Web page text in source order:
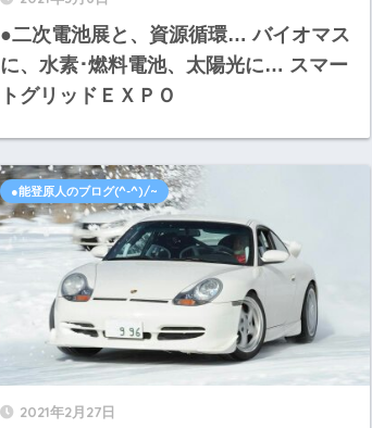
●二次電池展と、資源循環… バイオマス
に、水素･燃料電池、太陽光に… スマー
トグリッドＥＸＰＯ
2021年2月27日
●能登原人のブログ(^-^)/~